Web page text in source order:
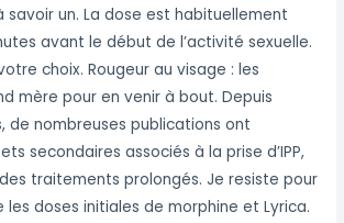
savoir un. La dose est habituellement
avant le début de l’activité sexuelle.
choix. Rougeur au visage : les
mère pour en venir à bout. Depuis
de nombreuses publications ont
secondaires associés à la prise d’IPP,
traitements prolongés. Je resiste pour
les doses initiales de morphine et Lyrica.